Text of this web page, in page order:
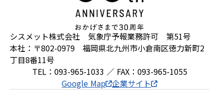
シスメット株式会社 気象庁予報業務許可 第51号
本社：〒802-0979 福岡県北九州市小倉南区徳力新町2
丁目8番11号
TEL：093-965-1033 ／ FAX：093-965-1055
Google Map 企業サイト